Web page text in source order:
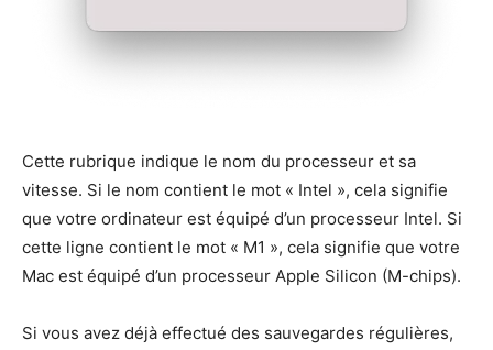
Cette rubrique indique le nom du processeur et sa
vitesse. Si le nom contient le mot « Intel », cela signifie
que votre ordinateur est équipé d’un processeur Intel. Si
cette ligne contient le mot « M1 », cela signifie que votre
Mac est équipé d’un processeur Apple Silicon (M-chips).
Si vous avez déjà effectué des sauvegardes régulières,